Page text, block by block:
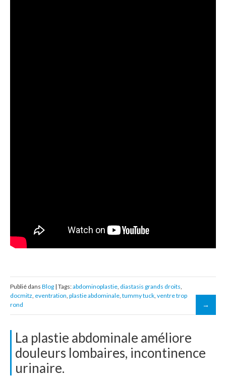
Publié dans Blog | Tags:abdominoplastie, diastasis grands droits,
docmitz, eventration, plastie abdominale, tummy tuck, ventre trop
rond
La plastie abdominale améliore
douleurs lombaires, incontinence
urinaire.